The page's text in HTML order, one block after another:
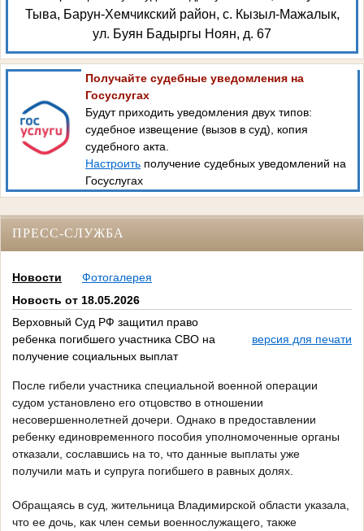
Тыва, Барун-Хемчикский район, с. Кызыл-Мажалык,
ул. Буян Бадыргы Ноян, д. 67
Получайте судебные уведомления на
Госуслугах
Будут приходить уведомления двух типов:
судебное извещение (вызов в суд), копия
судебного акта.
Настроить получение судебных уведомлений на
Госуслугах
ПРЕСС-СЛУЖБА
Новости
Фотогалерея
Новость от 18.05.2026
Верховный Суд РФ защитил право
ребенка погибшего участника СВО на
получение социальных выплат
версия для печати
После гибели участника специальной военной операции
судом установлено его отцовство в отношении
несовершеннолетней дочери. Однако в предоставлении
ребенку единовременного пособия уполномоченные органы
отказали, сославшись на то, что данные выплаты уже
получили мать и супруга погибшего в равных долях.
Обращаясь в суд, жительница Владимирской области указала,
что ее дочь, как член семьи военнослужащего, также